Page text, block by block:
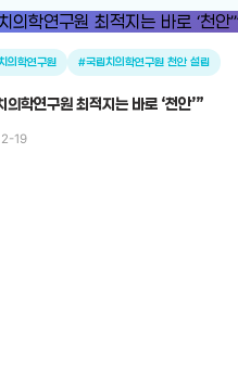
의학연구원 #국립치의학연구원 천안 설립
의학연구원 최적지는 바로 ‘천안’”
19